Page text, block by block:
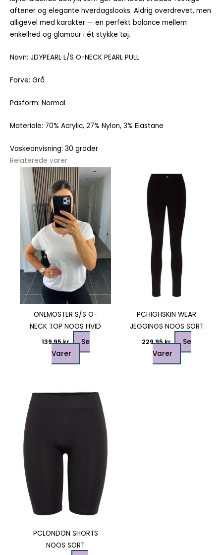
aftener og elegante hverdagslooks. Aldrig overdrevet, men
alligevel med karakter — en perfekt balance mellem
enkelhed og glamour i ét stykke tøj.
Navn: JDYPEARL L/S O-NECK PEARL PULL
Farve: Grå
Pasform: Normal
Materiale: 70% Acrylic, 27% Nylon, 3% Elastane
Vaskeanvisning: 30 grader
Relaterede varer
ONLMOSTER S/S O-
NECK TOP NOOS HVID
139,95kr.
Se
Varer
Dette
vare
flere
varianter.
Mulighederne
kan
vælges
på
varesiden
PCHIGHSKIN WEAR
JEGGINGS NOOS SORT
229,95kr.
Se
Varer
Dette
vare
har
flere
varianter.
kan
vælges
på
varesiden
PCLONDON SHORTS
NOOS SORT
Dette
varianter.
varesiden